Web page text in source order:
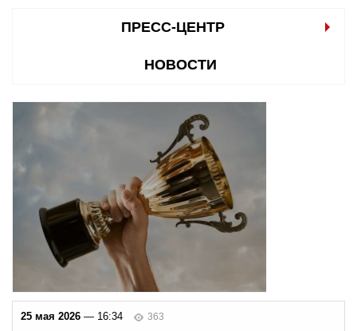
ПРЕСС-ЦЕНТР
НОВОСТИ
25 мая 2026 — 16:34 363